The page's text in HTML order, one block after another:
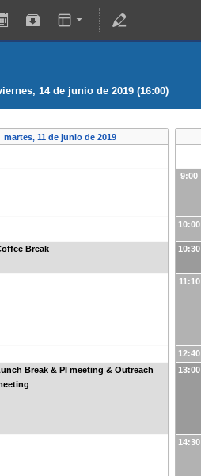
14 de junio de 2019 (16:00)
martes, 11 de junio de 2019
Break
Break & PI meeting & Outreach
9:00
10:00
10:30
11:10
12:40
13:00
14:30